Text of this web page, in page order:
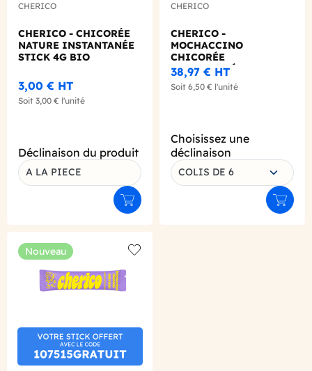
CHERICO
CHERICO - CHICORÉE
NATURE INSTANTANÉE
STICK 4G BIO
3,00 € HT
Soit 3,00 € l'unité
Déclinaison du produit
A LA PIECE
Ajouter au panier
CHERICO
CHERICO -
MOCHACCINO
CHICORÉE
INSTANTANÉE BOITE
120G BIO
38,97 € HT
Soit 6,50 € l'unité
Choisissez une
déclinaison
COLIS DE 6
Nouveau